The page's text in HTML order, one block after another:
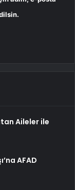
Aileler ile
AFAD